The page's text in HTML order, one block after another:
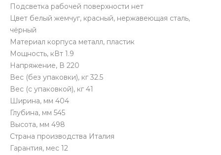
Подсветка рабочей поверхности нет
Цвет белый жемчуг, красный, нержавеющая сталь,
чёрный
Материал корпуса металл, пластик
Мощность, кВт 1.9
Напряжение, В 220
Вес (без упаковки), кг 32.5
Вес (с упаковкой), кг 41
Ширина, мм 404
Глубина, мм 545
Высота, мм 498
Страна производства Италия
Гарантия, мес 12